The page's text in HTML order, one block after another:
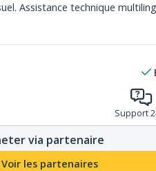
Assistance technique
Support
via partenaire
Voir les partenaires